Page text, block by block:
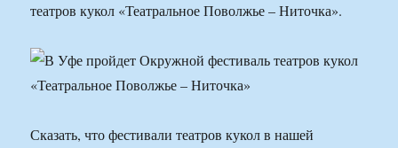
театров кукол «Театральное Поволжье – Ниточка».
Сказать, что фестивали театров кукол в нашей